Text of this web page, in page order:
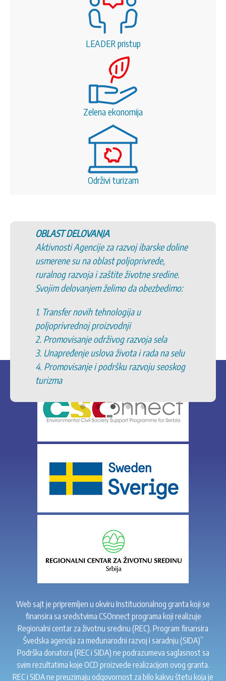
LEADER pristup
Zelena ekonomija
Održivi turizam
OBLAST DELOVANJA
Aktivnosti Agencije za razvoj ibarske doline
usmerene su na oblast poljoprivrede,
ruralnog razvoja i zaštite životne sredine.
Svojim delovanjem želimo da obezbedimo:
1. Transfer novih tehnologija u
poljoprivrednoj proizvodnji
2. Promovisanje održivog razvoja sela
3. Unapređenje uslova života i rada na selu
4. Promovisanje i podršku razvoju seoskog
turizma
Web sajt je pripremljen u okviru Institucionalnog granta koji se
finansira sa sredstvima CSOnnect programa koji realizuje
Regionalni centar za životnu sredinu (REC). Program finansira
Švedska agencija za međunarodni razvoj i saradnju (SIDA)”
Podrška donatora (REC i SIDA) ne podrazumeva saglasnost sa
svim rezultatima koje OCD proizvede realizacijom ovog granta.
REC i SIDA ne preuzimaju odgovornost za bilo kakvu štetu koja je